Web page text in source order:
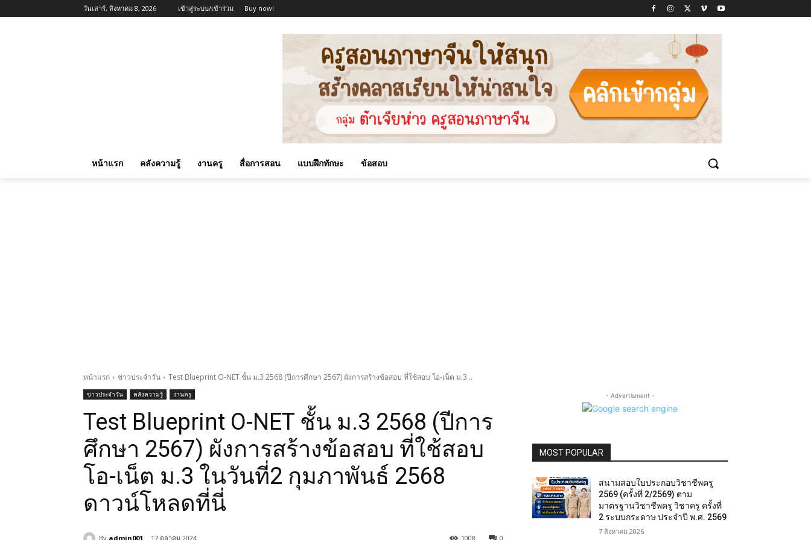
วันเสาร์, สิงหาคม 8, 2026 เข้าสู่ระบบ/เข้าร่วม Buy now!
หน้าแรก คลังความรู้ งานครู สื่อการสอน แบบฝึกทักษะ ข้อสอบ
หน้าแรก ข่าวประจำวัน Test Blueprint O-NET ชั้น ม.3 2568 (ปีการศึกษา 2567) ผังการสร้างข้อสอบ ที่ใช้สอบ โอ-เน็ต ม.3...
ข่าวประจำวัน คลังความรู้ งานครู
Test Blueprint O-NET ชั้น ม.3 2568 (ปีการ
ศึกษา 2567) ผังการสร้างข้อสอบ ที่ใช้สอบ
โอ-เน็ต ม.3 ในวันที่2 กุมภาพันธ์ 2568
ดาวน์โหลดที่นี่
By admin001 17 ตุลาคม 2024 0
1008
- Advertisment -
MOST POPULAR
สนามสอบใบประกอบวิชาชีพครู
2569 (ครั้งที่ 2/2569) ตาม
มาตรฐานวิชาชีพครู วิชาครู ครั้งที่
2 ระบบกระดาษ ประจำปี พ.ศ. 2569
7 สิงหาคม 2026